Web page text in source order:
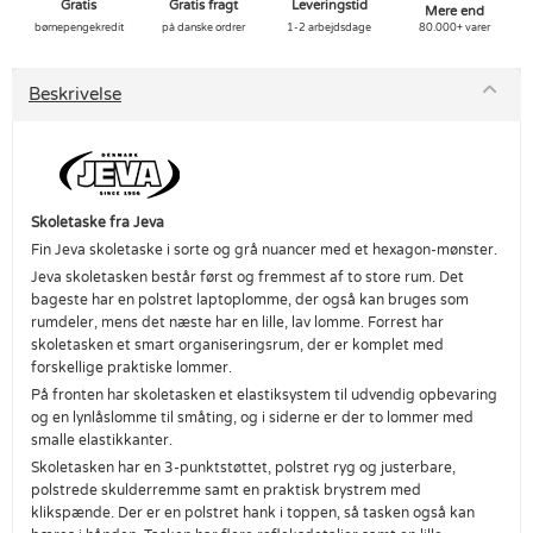
Gratis
børnepengekredit
Gratis fragt
på danske ordrer
Leveringstid
1-2 arbejdsdage
Mere end
80.000+ varer
Beskrivelse
Skoletaske fra Jeva
Fin Jeva skoletaske i sorte og grå nuancer med et hexagon-mønster.
Jeva skoletasken består først og fremmest af to store rum. Det
bageste har en polstret laptoplomme, der også kan bruges som
rumdeler, mens det næste har en lille, lav lomme. Forrest har
skoletasken et smart organiseringsrum, der er komplet med
forskellige praktiske lommer.
På fronten har skoletasken et elastiksystem til udvendig opbevaring
og en lynlåslomme til småting, og i siderne er der to lommer med
smalle elastikkanter.
Skoletasken har en 3-punktstøttet, polstret ryg og justerbare,
polstrede skulderremme samt en praktisk brystrem med
klikspænde. Der er en polstret hank i toppen, så tasken også kan